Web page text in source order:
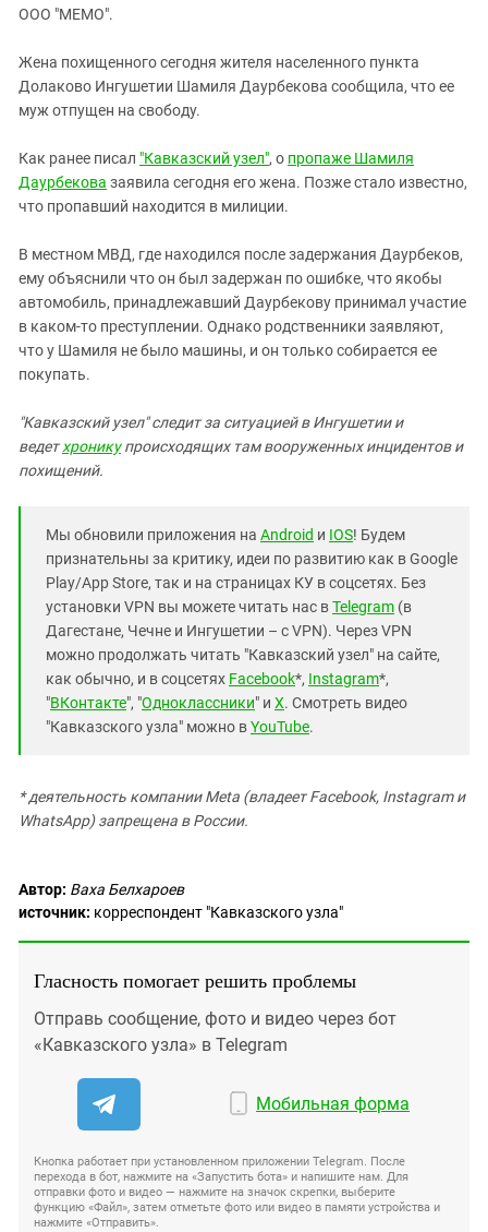
ИНАКОМЫСЛИЕ В ЧЕЧНЕ
ПРЕСЛЕДОВАНИЕ АКТИВИСТОВ
Дагестан
Кабардино-Балкария
Калмыкия
Карачаево-Черкесия
Краснодарский край
Российская Федерация
Ростовская область
Северная Осетия - Алания
СКФО
Чечня
Южная Осетия
ЮФО
ООО "МЕМО".
Жена похищенного сегодня жителя населенного пункта
Долаково Ингушетии Шамиля Даурбекова сообщила, что ее
муж отпущен на свободу.
Как ранее писал "Кавказский узел", о пропаже Шамиля
Даурбекова заявила сегодня его жена. Позже стало известно,
что пропавший находится в милиции.
В местном МВД, где находился после задержания Даурбеков,
ему объяснили что он был задержан по ошибке, что якобы
автомобиль, принадлежавший Даурбекову принимал участие
в каком-то преступлении. Однако родственники заявляют,
что у Шамиля не было машины, и он только собирается ее
покупать.
"Кавказский узел" следит за ситуацией в Ингушетии и
ведет хронику происходящих там вооруженных инцидентов и
похищений.
Мы обновили приложения на Android и IOS! Будем
признательны за критику, идеи по развитию как в Google
Play/App Store, так и на страницах КУ в соцсетях. Без
установки VPN вы можете читать нас вTelegram (в
Дагестане, Чечне и Ингушетии – с VPN). Через VPN
можно продолжать читать "Кавказский узел" на сайте,
как обычно, и в соцсетях Facebook*, Instagram*,
"ВКонтакте", "Одноклассники" и X. Смотреть видео
"Кавказского узла" можно вYouTube.
* деятельность компании Meta (владеет Facebook, Instagram и
WhatsApp) запрещена в России.
Автор: Ваха Белхароев
источник: корреспондент "Кавказского узла"
Гласность помогает решить проблемы
Отправь сообщение, фото и видео через бот
«Кавказского узла» в Telegram
Мобильная форма
Кнопка работает при установленном приложении Telegram. После
перехода в бот, нажмите на «Запустить бота» и напишите нам. Для
отправки фото и видео — нажмите на значок скрепки, выберите
функцию «Файл», затем отметьте фото или видео в памяти устройства и
нажмите «Отправить».